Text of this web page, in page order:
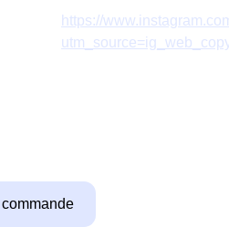
https://